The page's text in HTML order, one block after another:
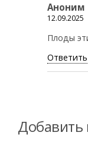
Аноним
12.09.2025
Плоды
Ответить
Добавить